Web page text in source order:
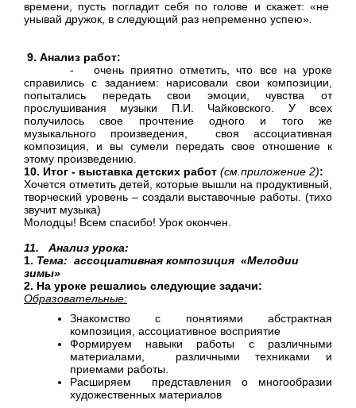
времени, пусть погладит себя по голове и скажет: «не
унывай дружок, в следующий раз непременно успею».
9. Анализ работ:
- очень приятно отметить, что все на уроке
справились с заданием: нарисовали свои композиции,
попытались передать свои эмоции, чувства от
прослушивания музыки П.И. Чайковского. У всех
получилось свое прочтение одного и того же
музыкального произведения, своя ассоциативная
композиция, и вы сумели передать свое отношение к
этому произведению.
10. Итог - выставка детских работ (см.приложение 2):
Хочется отметить детей, которые вышли на продуктивный,
творческий уровень – создали выставочные работы. (тихо
звучит музыка)
Молодцы! Всем спасибо! Урок окончен.
11. Анализ урока:
1. Тема: ассоциативная композиция «Мелодии
зимы»
2. На уроке решались следующие задачи:
Образовательные:
Знакомство с понятиями абстрактная
композиция, ассоциативное восприятие
Формируем навыки работы с различными
материалами, различными техниками и
приемами работы.
Расширяем представления о многообразии
художественных материалов